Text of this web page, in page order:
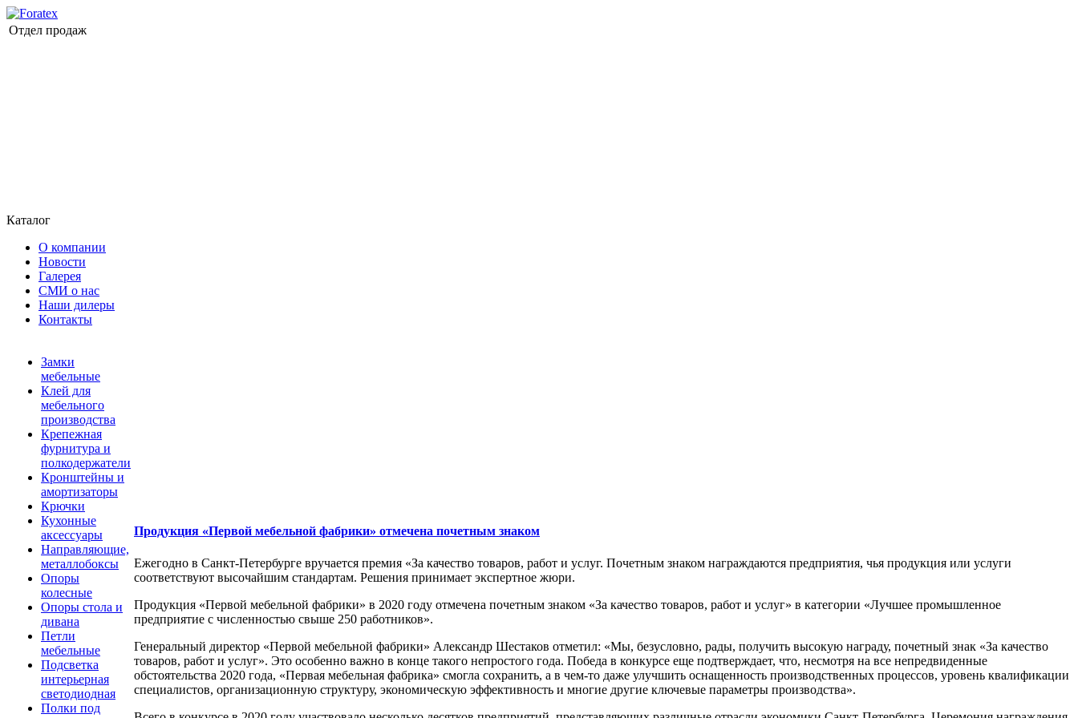
Отдел продаж
Каталог
О компании
Новости
Галерея
СМИ о нас
Наши дилеры
Контакты
Замки
мебельные
Клей для
мебельного
производства
Крепежная
фурнитура и
полкодержатели
Кронштейны и
амортизаторы
Крючки
Кухонные
аксессуары
Направляющие,
металлобоксы
Опоры
колесные
Опоры стола и
дивана
Петли
мебельные
Подсветка
интерьерная
светодиодная
Полки под
Продукция «Первой мебельной фабрики» отмечена почетным знаком
Ежегодно в Санкт-Петербурге вручается премия «За качество товаров, работ и услуг. Почетным знаком награждаются предприятия, чья продукция или услуги
соответствуют высочайшим стандартам. Решения принимает экспертное жюри.
Продукция «Первой мебельной фабрики» в 2020 году отмечена почетным знаком «За качество товаров, работ и услуг» в категории «Лучшее промышленное
предприятие с численностью свыше 250 работников».
Генеральный директор «Первой мебельной фабрики» Александр Шестаков отметил: «Мы, безусловно, рады, получить высокую награду, почетный знак «За качество
товаров, работ и услуг». Это особенно важно в конце такого непростого года. Победа в конкурсе еще подтверждает, что, несмотря на все непредвиденные
обстоятельства 2020 года, «Первая мебельная фабрика» смогла сохранить, а в чем-то даже улучшить оснащенность производственных процессов, уровень квалификации
специалистов, организационную структуру, экономическую эффективность и многие другие ключевые параметры производства».